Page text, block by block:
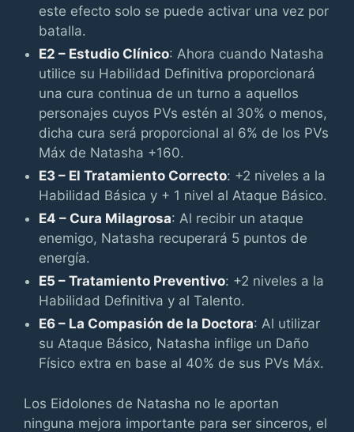
este efecto solo se puede activar una vez por
batalla.
E2 – Estudio Clínico: Ahora cuando Natasha
utilice su Habilidad Definitiva proporcionará
una cura continua de un turno a aquellos
personajes cuyos PVs estén al 30% o menos,
dicha cura será proporcional al 6% de los PVs
Máx de Natasha +160.
E3 – El Tratamiento Correcto: +2 niveles a la
Habilidad Básica y + 1 nivel al Ataque Básico.
E4 – Cura Milagrosa: Al recibir un ataque
enemigo, Natasha recuperará 5 puntos de
energía.
E5 – Tratamiento Preventivo: +2 niveles a la
Habilidad Definitiva y al Talento.
E6 – La Compasión de la Doctora: Al utilizar
su Ataque Básico, Natasha inflige un Daño
Físico extra en base al 40% de sus PVs Máx.
Los Eidolones de Natasha no le aportan
ninguna mejora importante para ser sinceros, el